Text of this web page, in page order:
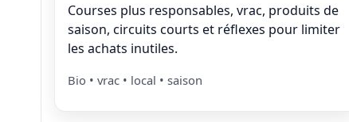
Courses plus responsables, vrac, produits de
saison, circuits courts et réflexes pour limiter
les achats inutiles.
Bio • vrac • local • saison